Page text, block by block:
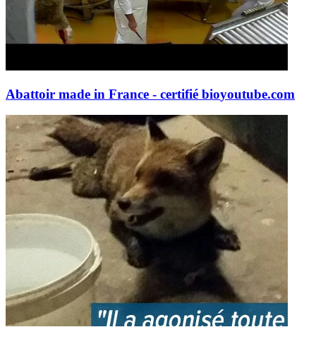
Abattoir made in France - certifié bioyoutube.com